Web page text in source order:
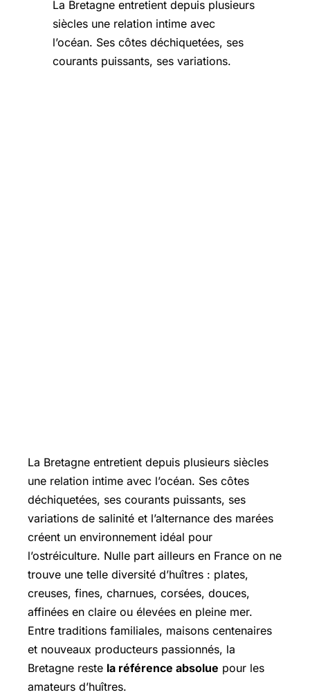
La Bretagne entretient depuis plusieurs
siècles une relation intime avec
l’océan. Ses côtes déchiquetées, ses
courants puissants, ses variations.
La Bretagne entretient depuis plusieurs siècles
une relation intime avec l’océan. Ses côtes
déchiquetées, ses courants puissants, ses
variations de salinité et l’alternance des marées
créent un environnement idéal pour
l’ostréiculture. Nulle part ailleurs en France on ne
trouve une telle diversité d’huîtres : plates,
creuses, fines, charnues, corsées, douces,
affinées en claire ou élevées en pleine mer.
Entre traditions familiales, maisons centenaires
et nouveaux producteurs passionnés, la
Bretagne reste la référence absolue pour les
amateurs d’huîtres.